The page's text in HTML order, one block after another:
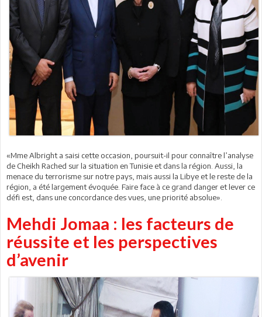
«Mme Albright a saisi cette occasion, poursuit-il pour connaître l’analyse
de Cheikh Rached sur la situation en Tunisie et dans la région. Aussi, la
menace du terrorisme sur notre pays, mais aussi la Libye et le reste de la
région, a été largement évoquée. Faire face à ce grand danger et lever ce
défi est, dans une concordance des vues, une priorité absolue».
Mehdi Jomaa : les facteurs de
réussite et les perspectives
d’avenir